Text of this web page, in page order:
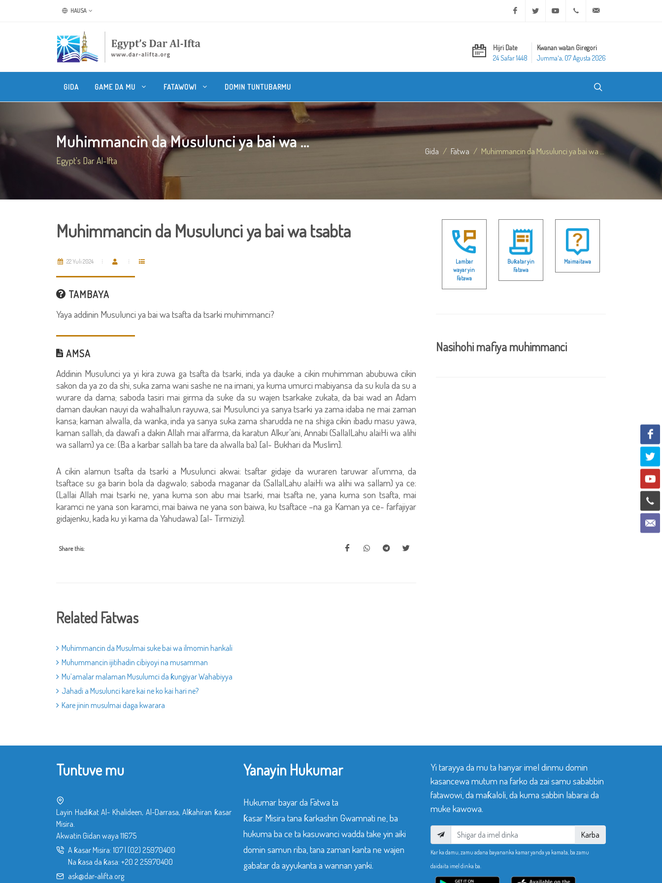
HAUSA Facebook Twitter Youtube +20 2 25970400
Hijri Date
24 Safar 1448
Kwanan watan Giregori
Jummaʼa, 07 Agusta 2026
GIDA GAME DA MU FATAWOWI DOMIN TUNTUBARMU
Muhimmancin da Musulunci ya bai wa ...
Egypt's Dar Al-Ifta
Gida Fatwa Muhimmancin da Musulunci ya bai wa ...
Muhimmancin da Musulunci ya bai wa tsabta
22 Yuli 2024
TAMBAYA
Yaya addinin Musulunci ya bai wa tsafta da tsarki muhimmanci?
AMSA
Addinin Musulunci ya yi kira zuwa ga tsafta da tsarki, inda ya dauke a cikin muhimman abubuwa cikin
sakon da ya zo da shi, suka zama wani sashe ne na imani, ya kuma umurci mabiyansa da su kula da su a
wurare da dama; saboda tasiri mai girma da suke da su wajen tsarkake zukata, da bai wad an Adam
daman daukan nauyi da wahalhalun rayuwa, sai Musulunci ya sanya tsarki ya zama idaba ne mai zaman
kansa; kaman alwalla, da wanka, inda ya sanya suka zama sharudda ne na shiga cikin ibadu masu yawa,
kaman sallah, da dawafi a dakin Allah mai alfarma, da karatun Alkur’ani, Annabi (SallalLahu alaiHi wa alihi
wa sallam) ya ce: (Ba a karbar sallah ba tare da alwalla ba) [al- Bukhari da Muslim].
A cikin alamun tsafta da tsarki a Musulunci akwai: tsaftar gidaje da wuraren taruwar al'umma, da
tsaftace su ga barin bola da dagwalo; saboda maganar da (SallalLahu alaiHi wa alihi wa sallam) ya ce:
(Lallai Allah mai tsarki ne, yana kuma son abu mai tsarki, mai tsafta ne, yana kuma son tsafta, mai
karamci ne yana son karamci, mai baiwa ne yana son baiwa, ku tsaftace –na ga Kaman ya ce- farfajiyar
gidajenku, kada ku yi kama da Yahudawa) [al- Tirmiziy].
Share this:
Related Fatwas
Muhimmancin da Musulmai suke bai wa ilmomin hankali
Muhummancin ijitihadin cibiyoyi na musamman
Mu’amalar malaman Musulumci da ƙungiyar Wahabiyya
Jahadi a Musulunci kare kai ne ko kai hari ne?
Kare jinin musulmai daga kwarara
Lambar
wayar yin
Fatawa
Buƙatar yin
Fatawa
Maimaitawa
Nasihohi mafiya muhimmanci
Tuntuve mu
Layin Hadiƙat Al- Khalideen, Al-Darrasa, Alƙahiran ƙasar
Misira.
Akwatin Gidan waya 11675
A ƙasar Misira: 107 (02) 25970400
Na ƙasa da ƙasa: +20 2 25970400
ask@dar-alifta.org
Yanayin Hukumar
Hukumar bayar da Fatwa ta
ƙasar Misira tana ƙarkashin Gwamnati ne, ba
hukuma ba ce ta kasuwanci wadda take yin aiki
domin samun riba, tana zaman kanta ne wajen
gabatar da ayyukanta a wannan yanki.
Yi tarayya da mu ta hanyar imel dinmu domin
kasancewa mutum na farko da zai samu sababbin
fatawowi, da maƙaloli, da kuma sabbin labarai da
muke kawowa.
Karba
Kar ka damu, zamu adana bayananka kamar yanda ya kamata, ba zamu
daidaita imel dinka ba.